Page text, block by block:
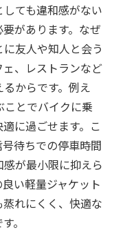
ても違和感がない
があります。なぜ
友人や知人と会う
、レストランなど
からです。例え
とでバイクに乗
に過ごせます。こ
待ちでの停車時間
が最小限に抑えら
い軽量ジャケット
れにくく、快適な
。